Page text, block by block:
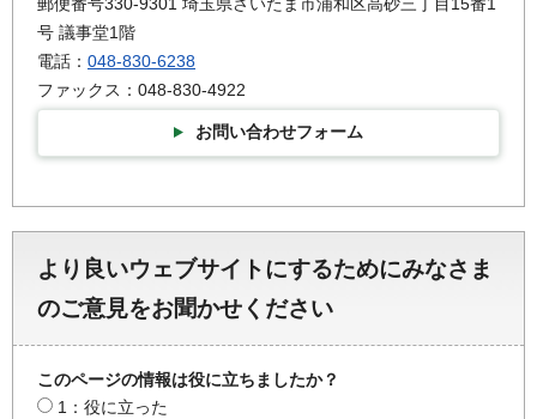
号 議事堂1階
電話： 048-830-6238
ファックス：048-830-4922
お問い合わせフォーム
より良いウェブサイトにするためにみなさま
のご意見をお聞かせください
このページの情報は役に立ちましたか？
1：役に立った